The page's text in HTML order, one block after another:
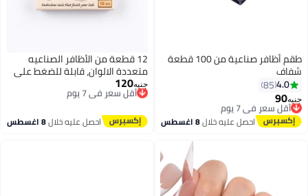
طقم أظافر صناعية من 100 قطعة
شفاف
4.0
85
جنيه90
أقل سعر في 7 يوم
توصيل مجاني
أقل سعر في 7 يوماحصل عليه خلال8 اغسطس
12 قطعة من الأظافر الصناعيه
متعددة الالوان، قابلة للضغط علي
الاظافر
جنيه120
أقل سعر في 7 يوم
توصيل مجاني
احصل عليه خلال8 اغسطس